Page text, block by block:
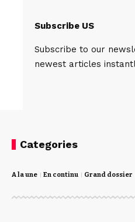
Subscribe US
Subscribe to our
newest articles
Categories
A la une En continu Grand dossier